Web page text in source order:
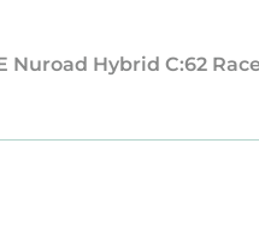
Hybrid C:62